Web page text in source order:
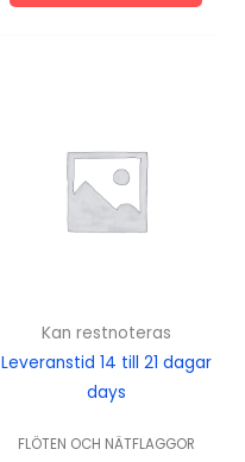
Kan restnoteras
Leveranstid 14 till 21 dagar
days
FLÖTEN OCH NÄTFLAGGOR